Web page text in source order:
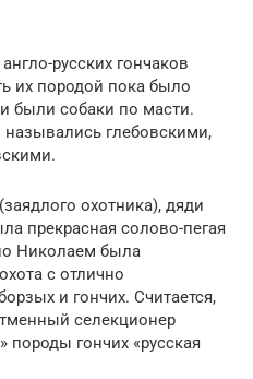
русских гончаков
их породой пока было
были собаки по масти.
глебовскими,
охотника), дяди
прекрасная солово-пегая
Николаем была
с отлично
и гончих. Считается,
селекционер
породы гончих «русская